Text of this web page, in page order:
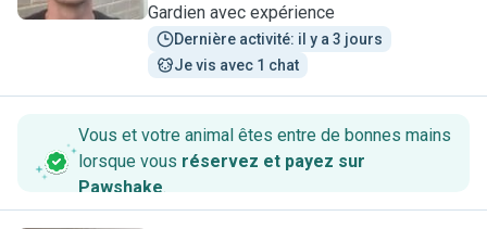
Gardien avec expérience
Dernière activité: il y a 3 jours
Je vis avec 1 chat
Vous et votre animal êtes entre de bonnes mains
lorsque vous réservez et payez sur
Pawshake.